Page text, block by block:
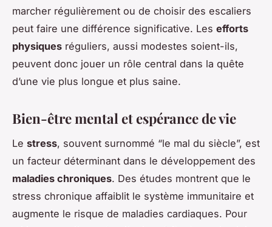
marcher régulièrement ou de choisir des escaliers
peut faire une différence significative. Les efforts
physiques réguliers, aussi modestes soient-ils,
peuvent donc jouer un rôle central dans la quête
d’une vie plus longue et plus saine.
Bien-être mental et espérance de vie
Le stress, souvent surnommé “le mal du siècle”, est
un facteur déterminant dans le développement des
maladies chroniques. Des études montrent que le
stress chronique affaiblit le système immunitaire et
augmente le risque de maladies cardiaques. Pour